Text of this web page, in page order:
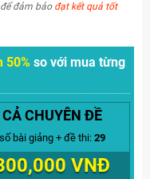
đảm bảo đạt kết quả tốt
50% so với mua từng
CẢ CHUYÊN ĐỀ
số bài giảng + đề thi: 29
VNĐ